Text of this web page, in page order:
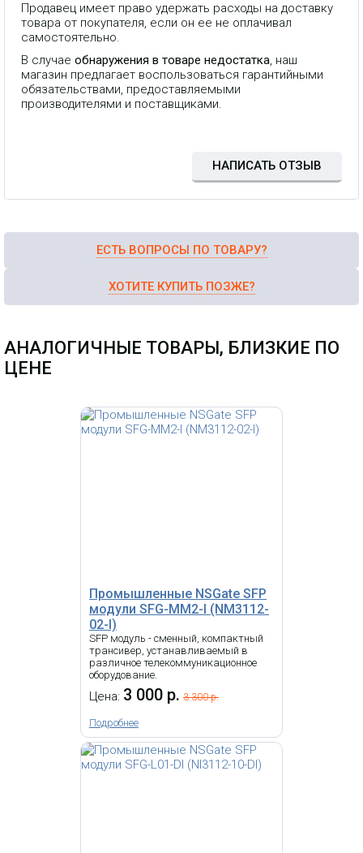
Продавец имеет право удержать расходы на доставку
товара от покупателя, если он ее не оплачивал
самостоятельно.
В случае обнаружения в товаре недостатка, наш
магазин предлагает воспользоваться гарантийными
обязательствами, предоставляемыми
производителями и поставщиками.
НАПИСАТЬ ОТЗЫВ
ЕСТЬ ВОПРОСЫ ПО ТОВАРУ?
ХОТИТЕ КУПИТЬ ПОЗЖЕ?
АНАЛОГИЧНЫЕ ТОВАРЫ, БЛИЗКИЕ ПО
ЦЕНЕ
Промышленные NSGate SFP
модули SFG-MM2-I (NM3112-
02-I)
SFP модуль - сменный, компактный
трансивер, устанавливаемый в
различное телекоммуникационное
оборудование.
Цена: 3 000 р. 3 300 р.
Подробнее